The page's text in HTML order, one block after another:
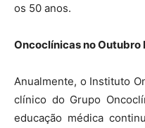
os 50 anos.
Oncoclínicas no Outubro
Anualmente, o Instituto
clínico do Grupo
educação médica